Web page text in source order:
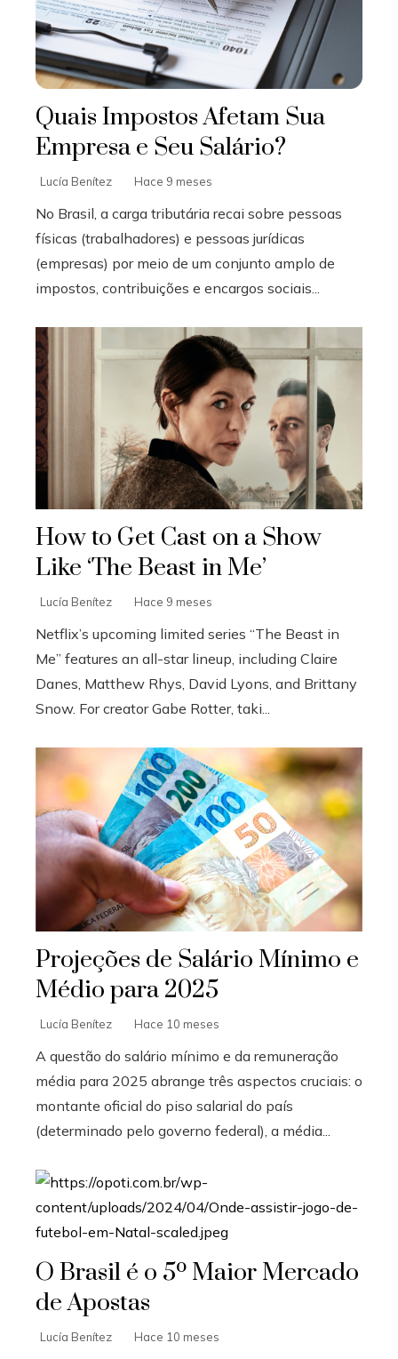
Quais Impostos Afetam Sua
Empresa e Seu Salário?
Lucía Benítez Hace 9 meses
No Brasil, a carga tributária recai sobre pessoas
físicas (trabalhadores) e pessoas jurídicas
(empresas) por meio de um conjunto amplo de
impostos, contribuições e encargos sociais...
How to Get Cast on a Show
Like ‘The Beast in Me’
Lucía Benítez Hace 9 meses
Netflix’s upcoming limited series “The Beast in
Me” features an all-star lineup, including Claire
Danes, Matthew Rhys, David Lyons, and Brittany
Snow. For creator Gabe Rotter, taki...
Projeções de Salário Mínimo e
Médio para 2025
Lucía Benítez Hace 10 meses
A questão do salário mínimo e da remuneração
média para 2025 abrange três aspectos cruciais: o
montante oficial do piso salarial do país
(determinado pelo governo federal), a média...
O Brasil é o 5º Maior Mercado
de Apostas
Lucía Benítez Hace 10 meses